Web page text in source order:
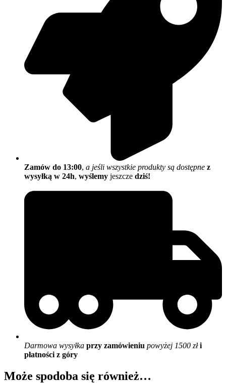
Zamów do 13:00, a jeśli wszystkie produkty są dostępne z
wysyłką w 24h, wyślemy jeszcze dziś!
Darmowa wysyłka przy zamówieniu powyżej 1500 złi
płatności z góry
Może spodoba się również…